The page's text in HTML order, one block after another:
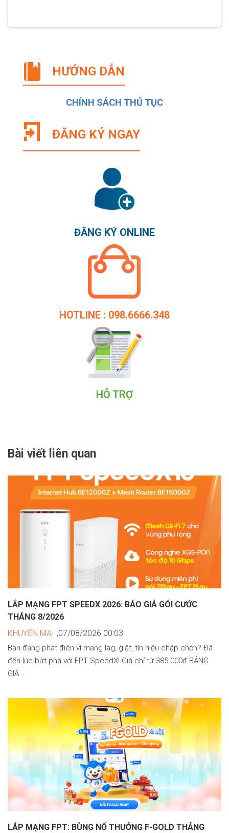
HƯỚNG DẪN
CHÍNH SÁCH THỦ TỤC
ĐĂNG KÝ NGAY
ĐĂNG KÝ ONLINE
HOTLINE : 098.6666.348
HỖ TRỢ
Bài viết liên quan
LẮP MẠNG FPT SPEEDX 2026: BÁO GIÁ GÓI CƯỚC
THÁNG 8/2026
KHUYẾN MẠI ,07/08/2026 00:03
Bạn đang phát điên vì mạng lag, giật, tín hiệu chập chờn? Đã
đến lúc bứt phá với FPT SpeedX! Giá chỉ từ 385.000đ BẢNG
GIÁ...
LẮP MẠNG FPT: BÙNG NỔ THƯỞNG F-GOLD THÁNG